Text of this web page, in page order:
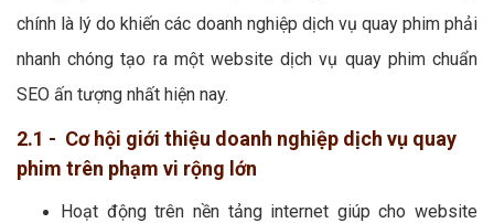
chính là lý do khiến các doanh nghiệp dịch vụ quay phim phải
nhanh chóng tạo ra một website dịch vụ quay phim chuẩn
SEO ấn tượng nhất hiện nay.
2.1 - Cơ hội giới thiệu doanh nghiệp dịch vụ quay
phim trên phạm vi rộng lớn
Hoạt động trên nền tảng internet giúp cho website